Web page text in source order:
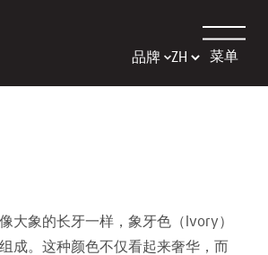
品牌 菜单
大象的长牙一样，象牙色（Ivory）
成。这种颜色不仅看起来奢华，而